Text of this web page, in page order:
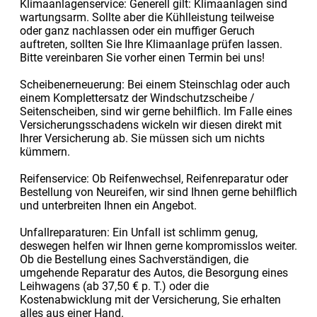
Klimaanlagenservice: Generell gilt: Klimaanlagen sind
wartungsarm. Sollte aber die Kühlleistung teilweise
oder ganz nachlassen oder ein muffiger Geruch
auftreten, sollten Sie Ihre Klimaanlage prüfen lassen.
Bitte vereinbaren Sie vorher einen Termin bei uns!
Scheibenerneuerung: Bei einem Steinschlag oder auch
einem Komplettersatz der Windschutzscheibe /
Seitenscheiben, sind wir gerne behilflich. Im Falle eines
Versicherungsschadens wickeln wir diesen direkt mit
Ihrer Versicherung ab. Sie müssen sich um nichts
kümmern.
Reifenservice: Ob Reifenwechsel, Reifenreparatur oder
Bestellung von Neureifen, wir sind Ihnen gerne behilflich
und unterbreiten Ihnen ein Angebot.
Unfallreparaturen: Ein Unfall ist schlimm genug,
deswegen helfen wir Ihnen gerne kompromisslos weiter.
Ob die Bestellung eines Sachverständigen, die
umgehende Reparatur des Autos, die Besorgung eines
Leihwagens (ab 37,50 € p. T.) oder die
Kostenabwicklung mit der Versicherung, Sie erhalten
alles aus einer Hand.